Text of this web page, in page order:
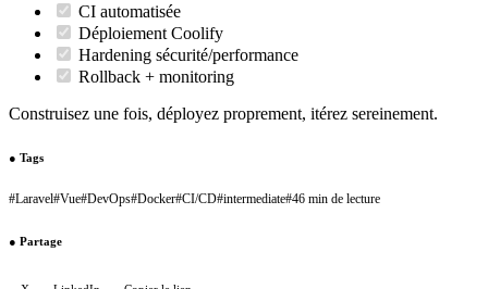
CI automatisée
Déploiement Coolify
Hardening sécurité/performance
Rollback + monitoring
Construisez une fois, déployez proprement, itérez sereinement.
● Tags
#Laravel#Vue#DevOps#Docker#CI/CD#intermediate#46 min de lecture
● Partage